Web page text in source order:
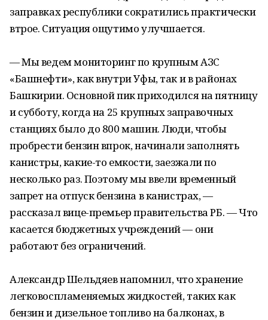
заправках республики сократились практически
втрое. Ситуация ощутимо улучшается.
— Мы ведем мониторинг по крупным АЗС
«Башнефти», как внутри Уфы, так и в районах
Башкирии. Основной пик приходился на пятницу
и субботу, когда на 25 крупных заправочных
станциях было до 800 машин. Люди, чтобы
пробрести бензин впрок, начинали заполнять
канистры, какие-то емкости, заезжали по
несколько раз. Поэтому мы ввели временный
запрет на отпуск бензина в канистрах, —
рассказал вице-премьер правительства РБ. — Что
касается бюджетных учреждений — они
работают без ограничений.
Александр Шельдяев напомнил, что хранение
легковоспламеняемых жидкостей, таких как
бензин и дизельное топливо на балконах, в